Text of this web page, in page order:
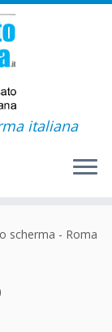
italiana
scherma - Roma